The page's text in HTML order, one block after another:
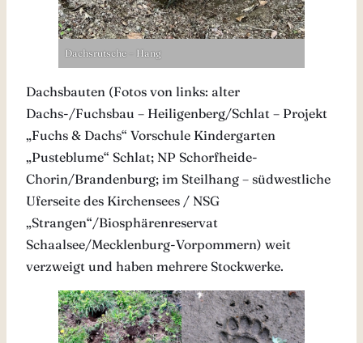
Dachsrutsche – Hang
Dachsbauten (Fotos von links: alter
Dachs-/Fuchsbau – Heiligenberg/Schlat – Projekt
„Fuchs & Dachs“ Vorschule Kindergarten
„Pusteblume“ Schlat; NP Schorfheide-
Chorin/Brandenburg; im Steilhang – südwestliche
Uferseite des Kirchensees / NSG
„Strangen“/Biosphärenreservat
Schaalsee/Mecklenburg-Vorpommern) weit
verzweigt und haben mehrere Stockwerke.